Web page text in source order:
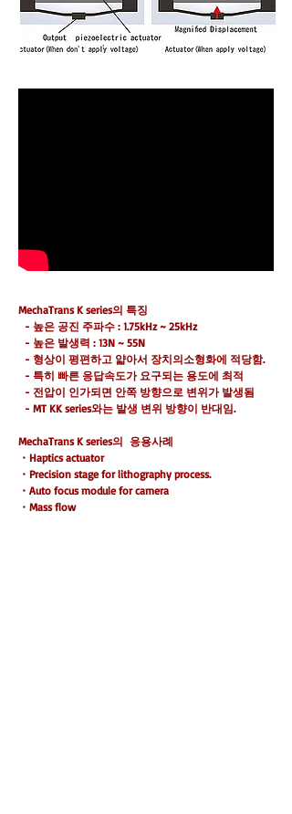
MechaTrans K series의 특징
- 높은 공진 주파수 : 1.75kHz ~ 25kHz
- 높은 발생력 : 13N ~ 55N
- 형상이 평편하고 얇아서 장치의소형화에 적당함.
- 특히 빠른 응답속도가 요구되는 용도에 최적
- 전압이 인가되면 안쪽 방향으로 변위가 발생됨
- MT KK series와는 발생 변위 방향이 반대임.
MechaTrans K series의 응용사례
・Haptics actuator
・Precision stage for lithography process.
・Auto focus module for camera
・Mass flow